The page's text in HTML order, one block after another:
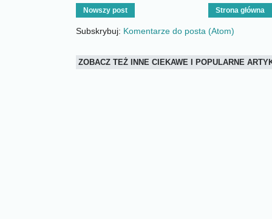
Nowszy post Strona główna
Subskrybuj: Komentarze do posta (Atom)
ZOBACZ TEŻ INNE CIEKAWE I POPULARNE